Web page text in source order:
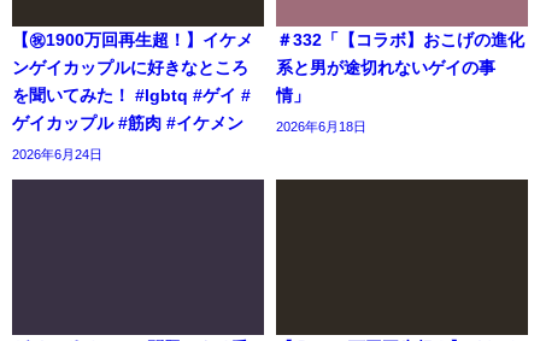
【㊗️1900万回再生超！】イケメ
ンゲイカップルに好きなところ
を聞いてみた！ #lgbtq #ゲイ #
ゲイカップル #筋肉 #イケメン
2026年6月24日
＃332「【コラボ】おこげの進化
系と男が途切れないゲイの事
情」
2026年6月18日